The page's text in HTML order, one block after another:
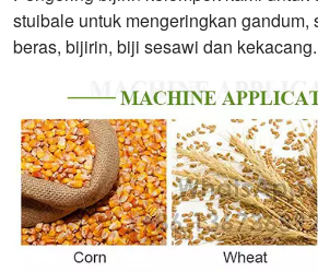
stuibale untuk mengeringkan gandum,
beras, bijirin, biji sesawi dan kekacang.